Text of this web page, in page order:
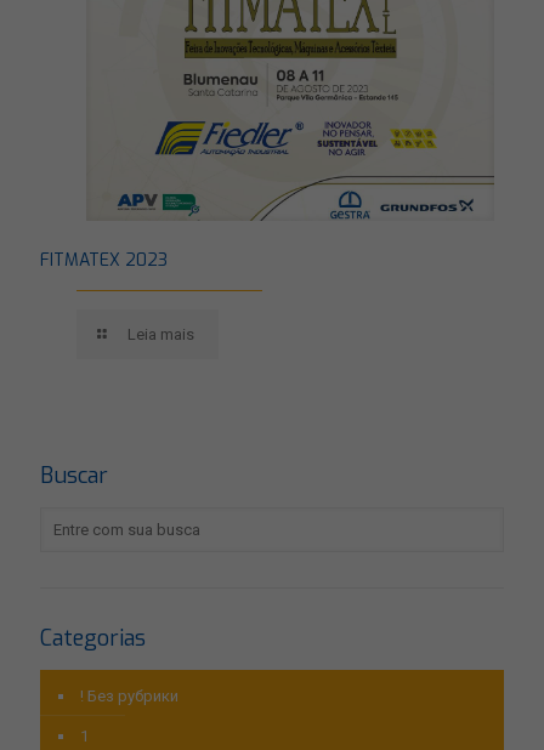
FITMATEX 2023
Leia mais
Buscar
Categorias
! Без рубрики
1